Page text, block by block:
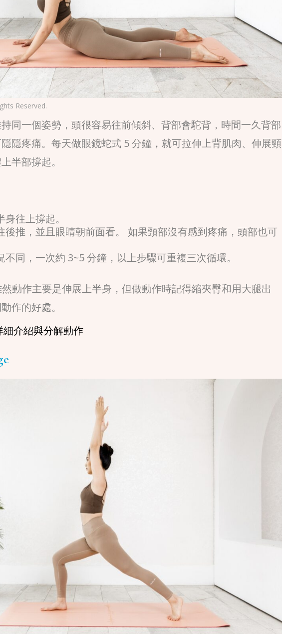
Reserved.
同一個姿勢，頭很容易往前傾斜、背部會駝背，時間一久背部
隱疼痛。每天做眼鏡蛇式 5 分鐘，就可拉伸上背肌肉、伸展頸
半部撐起。
往上撐起。
後推，並且眼睛朝前面看。 如果頸部沒有感到疼痛，頭部也可
同，一次約 3~5 分鐘，以上步驟可重複三次循環。
動作主要是伸展上半身，但做動作時記得縮夾臀和用大腿出
作的好處。
介紹與分解動作